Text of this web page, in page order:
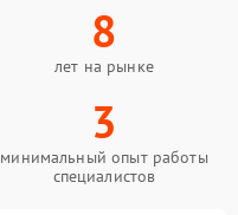
8
лет на рынке
3
минимальный опыт работы
специалистов